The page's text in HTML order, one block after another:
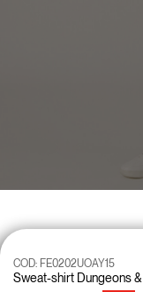
Sweat-shirt Dungeons
COD: FE0202UOAY15